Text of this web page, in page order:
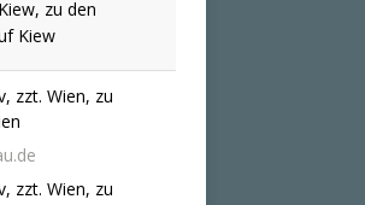
zzt. Wien, zu
zzt. Wien, zu